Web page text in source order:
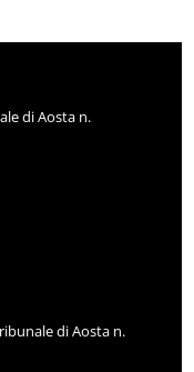
di Aosta n.
di Aosta n.